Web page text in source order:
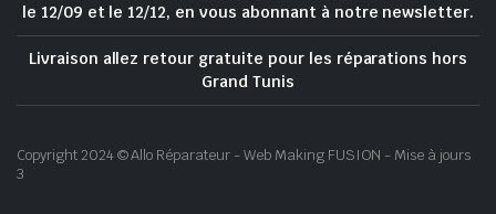
le 12/09 et le 12/12, en vous abonnant à notre newsletter.
Livraison allez retour gratuite pour les réparations hors
Grand Tunis
Copyright 2024 © Allo Réparateur - Web Making FUSION - Mise à jours
3